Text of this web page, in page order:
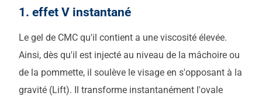
1. effet V instantané
Le gel de CMC qu'il contient a une viscosité élevée.
Ainsi, dès qu'il est injecté au niveau de la mâchoire ou
de la pommette, il soulève le visage en s'opposant à la
gravité (Lift). Il transforme instantanément l'ovale